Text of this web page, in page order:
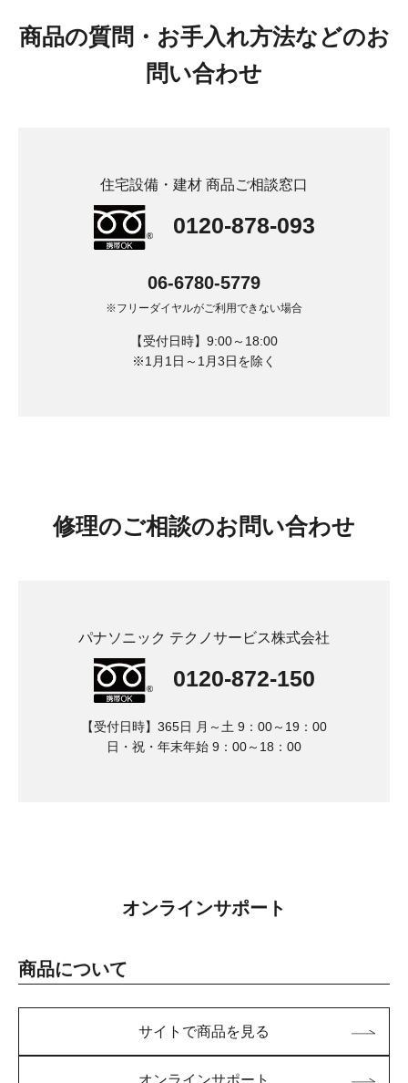
商品の質問・お手入れ方法などのお
問い合わせ
住宅設備・建材 商品ご相談窓口
0120-878-093
06-6780-5779
※フリーダイヤルがご利用できない場合
【受付日時】9:00～18:00
※1月1日～1月3日を除く
修理のご相談のお問い合わせ
パナソニック テクノサービス株式会社
0120-872-150
【受付日時】365日 月～土 9：00～19：00
日・祝・年末年始 9：00～18：00
オンラインサポート
商品について
サイトで商品を見る
オンラインサポート